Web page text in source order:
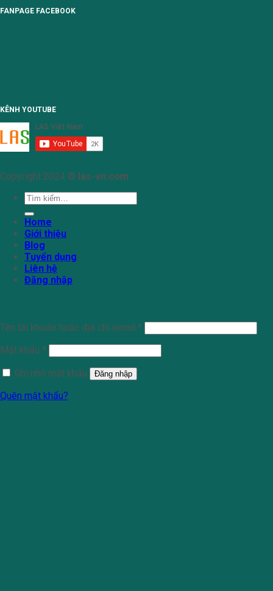
FANPAGE FACEBOOK
KÊNH YOUTUBE
Copyright 2024 © las-vn.com
Tìm
kiếm:
Home
Giới thiệu
Blog
Tuyển dụng
Liên hệ
Đăng nhập
Tên tài khoản hoặc địa chỉ email *
Mật khẩu *
Ghi nhớ mật khẩu
Đăng nhập
Quên mật khẩu?